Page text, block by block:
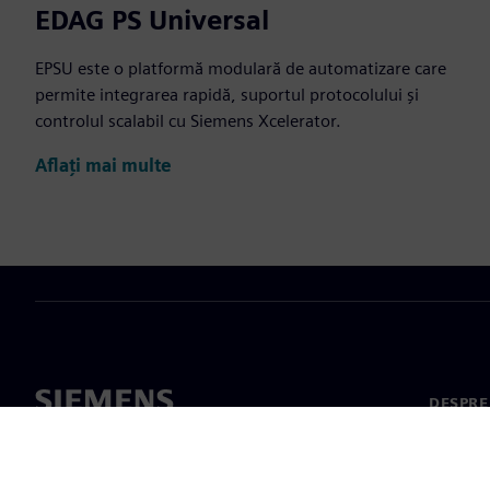
EDAG PS Universal
EPSU este o platformă modulară de automatizare care
permite integrarea rapidă, suportul protocolului și
controlul scalabil cu Siemens Xcelerator.
Aflați mai multe